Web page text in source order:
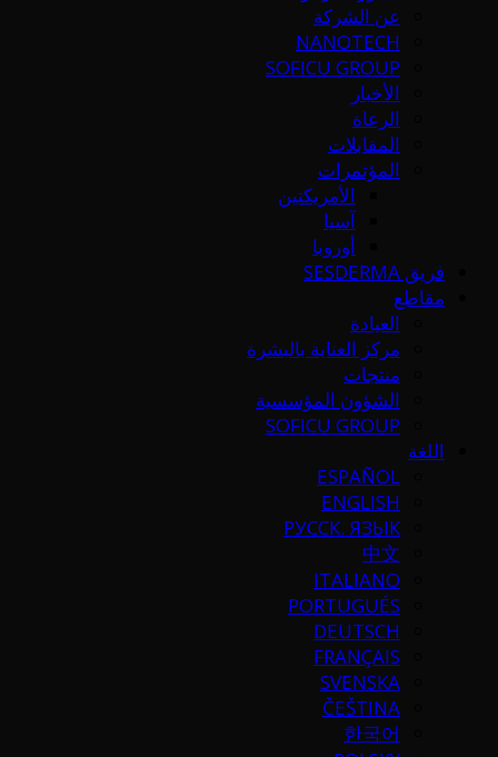
عن الشركة
NANOTECH
SOFICU GROUP
الأخبار
الرعاة
المقابلات
المؤتمرات
الأمريكتين
آسيا
أوروبا
فريق SESDERMA
مقاطع
العيادة
مركز العناية بالبشرة
منتجات
الشؤون المؤسسية
SOFICU GROUP
اللغة
ESPAÑOL
ENGLISH
РУССК. ЯЗЫК
中文
ITALIANO
PORTUGUÉS
DEUTSCH
FRANÇAIS
SVENSKA
ČEŠTINA
한국어